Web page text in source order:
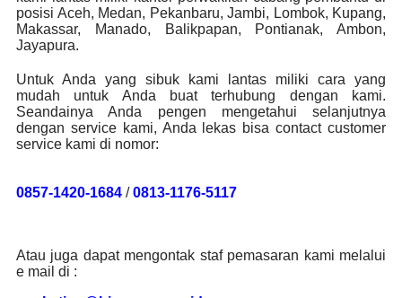
posisi Aceh, Medan, Pekanbaru, Jambi, Lombok, Kupang,
Makassar, Manado, Balikpapan, Pontianak, Ambon,
Jayapura.
Untuk Anda yang sibuk kami lantas miliki cara yang
mudah untuk Anda buat terhubung dengan kami.
Seandainya Anda pengen mengetahui selanjutnya
dengan service kami, Anda lekas bisa contact customer
service kami di nomor:
0857-1420-1684 /0813-1176-5117
Atau juga dapat mengontak staf pemasaran kami melalui
e mail di :